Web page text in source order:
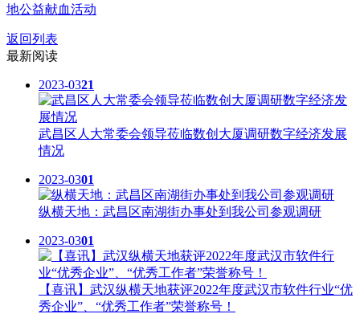
地公益献血活动
返回列表
最新阅读
2023-0321
武昌区人大常委会领导莅临数创大厦调研数字经济发展
情况
2023-0301
纵横天地：武昌区南湖街办事处到我公司参观调研
2023-0301
【喜讯】武汉纵横天地获评2022年度武汉市软件行业“优
秀企业”、“优秀工作者”荣誉称号！